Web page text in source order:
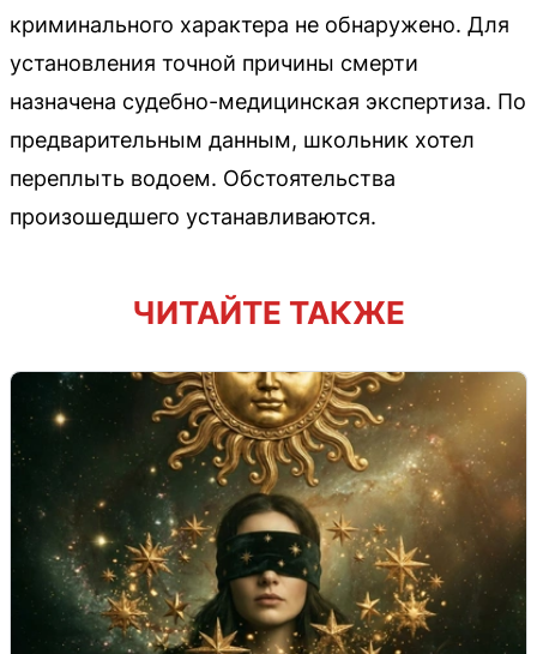
криминального характера не обнаружено. Для
установления точной причины смерти
назначена судебно-медицинская экспертиза. По
предварительным данным, школьник хотел
переплыть водоем. Обстоятельства
произошедшего устанавливаются.
ЧИТАЙТЕ ТАКЖЕ